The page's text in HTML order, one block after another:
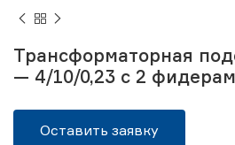
Трансформаторная
— 4/10/0,23 с 2
Оставить заявку